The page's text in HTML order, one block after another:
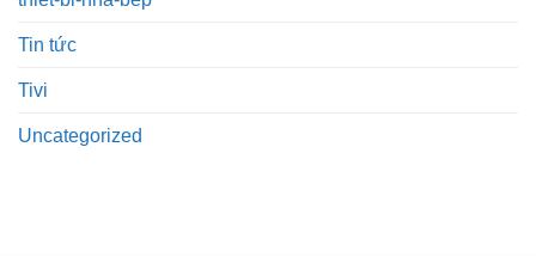
Tin tức
Tivi
Uncategorized